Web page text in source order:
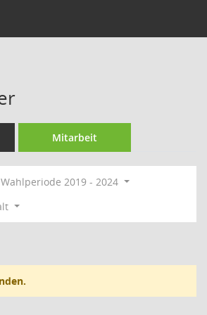
Mitarbeit
Wahlperiode 2019 - 2024